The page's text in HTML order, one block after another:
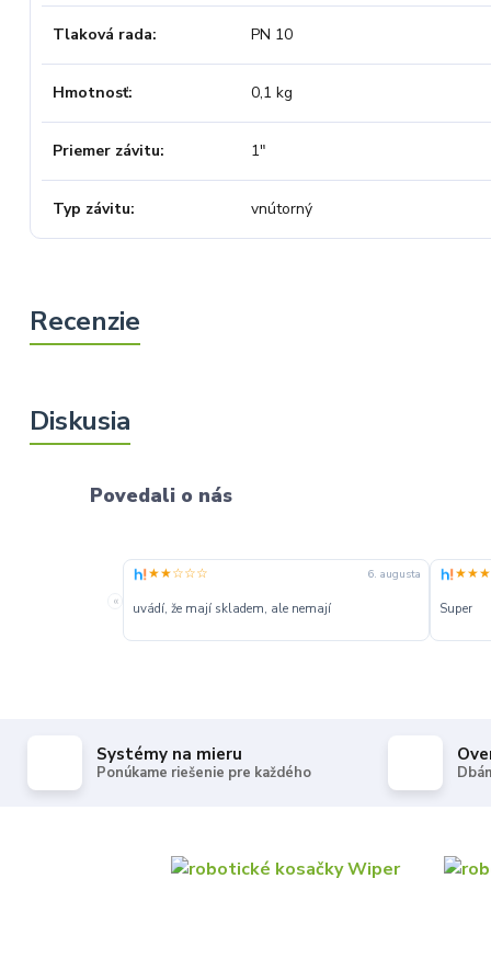
Tlaková rada PN 10
Hmotnosť 0,1 kg
Priemer závitu 1"
Typ závitu vnútorný
Povedali o nás
«
★★☆☆☆ 6. augusta
uvádí, že mají skladem, ale nemají Super
Systémy na mieru
Ponúkame riešenie pre každého